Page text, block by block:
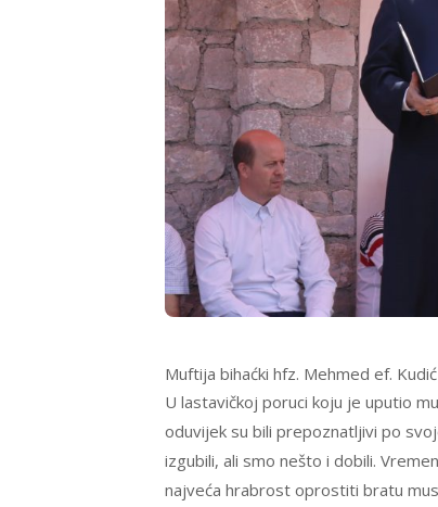
Muftija bihaćki hfz. Mehmed ef. Kudić
U lastavičkoj poruci koju je uputio
oduvijek su bili prepoznatljivi po
izgubili, ali smo nešto i dobili.
najveća hrabrost oprostiti bratu